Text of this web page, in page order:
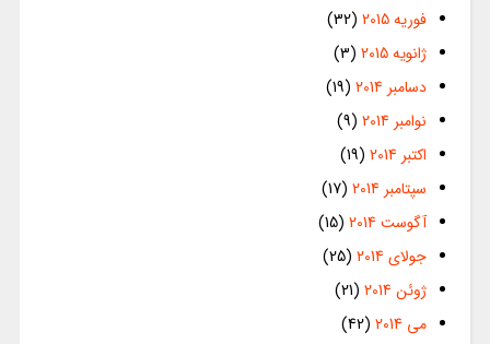
فوریه 2015
(32)
ژانویه 2015
(3)
دسامبر 2014
(19)
نوامبر 2014
(9)
اکتبر 2014
(19)
سپتامبر 2014
(17)
آگوست 2014
(15)
جولای 2014
(25)
ژوئن 2014
(21)
می 2014
(42)